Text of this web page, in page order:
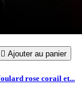
 Ajouter au panier
rose corail et...